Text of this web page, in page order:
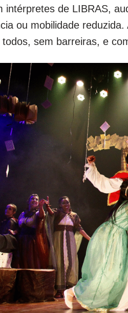
intérpretes de LIBRAS,
ou mobilidade
sem barreiras, e